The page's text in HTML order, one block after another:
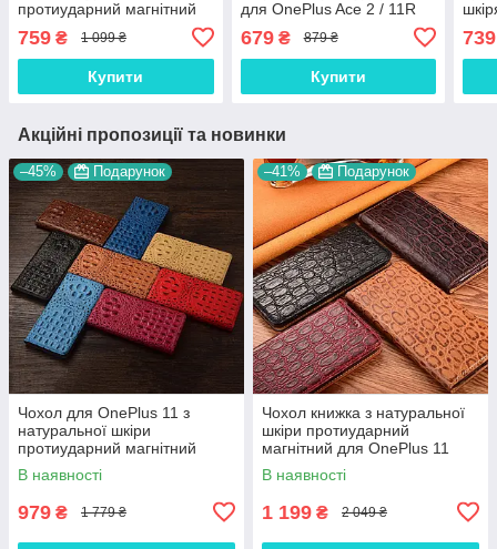
протиударний магнітний
"VENETTA"
759 ₴ 1 099 ₴
Купити
для OnePlus Ace 2 / 11R
679₴ 879 ₴
Купити
739
Акційні пропозиції та новинки
–45% Подарунок
Чохол для OnePlus 11 з
натуральної шкіри
протиударний магнітний
книжка з підставкою
"CROCOHEAD"
В наявності
979 ₴ 1 779 ₴
–41% Подарунок
Чохол книжка з натуральної
шкіри протиударний
магнітний для OnePlus 11
"JACOSA"
В наявності
1 199 ₴ 2 049 ₴